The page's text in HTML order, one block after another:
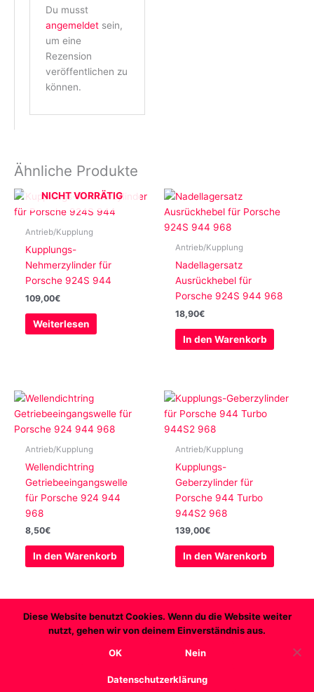
Du musst
angemeldet sein,
um eine
Rezension
veröffentlichen zu
können.
Ähnliche Produkte
NICHT VORRÄTIG
Antrieb/Kupplung
Kupplungs-
Nehmerzylinder für
Porsche 924S 944
109,00€
Weiterlesen
Antrieb/Kupplung
Nadellagersatz
Ausrückhebel für
Porsche 924S 944 968
18,90€
In den Warenkorb
Antrieb/Kupplung
Wellendichtring
Getriebeeingangswelle
für Porsche 924 944
968
8,50€
In den Warenkorb
Antrieb/Kupplung
Kupplungs-
Geberzylinder für
Porsche 944 Turbo
944S2 968
139,00€
In den Warenkorb
Diese Website benutzt Cookies. Wenn du die Website weiter
nutzt, gehen wir von deinem Einverständnis aus.
OK
Nein
Datenschutzerklärung